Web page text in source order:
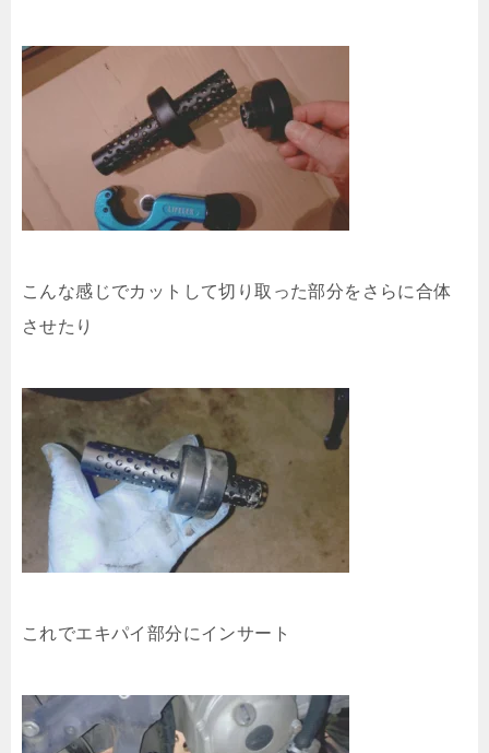
こんな感じでカットして切り取った部分をさらに合体
させたり
これでエキパイ部分にインサート